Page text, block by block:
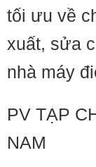
tối ưu về
xuất, sửa
nhà máy
PV TẠP
NAM